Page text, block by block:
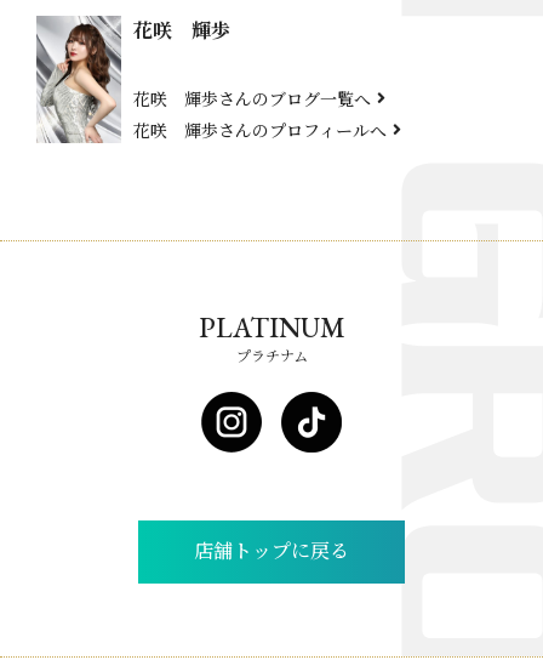
花咲 輝歩
花咲 輝歩さんのブログ一覧へ
花咲 輝歩さんのプロフィールへ
PLATINUM
プラチナム
店舗トップに戻る